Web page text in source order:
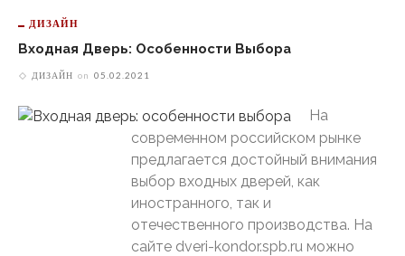
ДИЗАЙН
Входная Дверь: Особенности Выбора
ДИЗАЙН on 05.02.2021
На
современном российском рынке
предлагается достойный внимания
выбор входных дверей, как
иностранного, так и
отечественного производства. На
сайте dveri-kondor.spb.ru можно